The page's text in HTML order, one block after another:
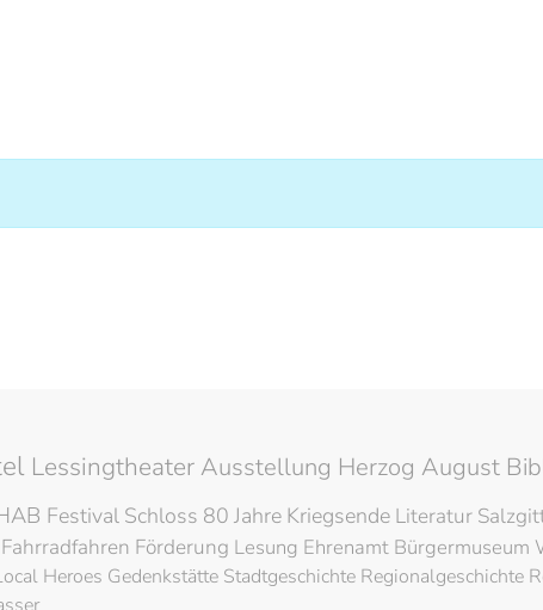
Lessingtheater Ausstellung Herzog August
Festival Schloss 80 Jahre Kriegsende Literatur
Fahrradfahren Förderung Lesung Ehrenamt Bürgermuseum
Heroes Gedenkstätte Stadtgeschichte Regionalgeschichte